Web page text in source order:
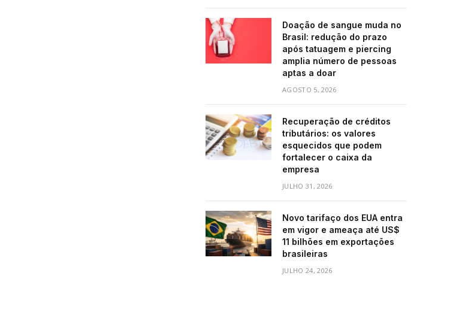
Doação de sangue muda no
Brasil: redução do prazo
após tatuagem e piercing
amplia número de pessoas
aptas a doar
AGOSTO 5, 2026
Recuperação de créditos
tributários: os valores
esquecidos que podem
fortalecer o caixa da
empresa
JULHO 31, 2026
Novo tarifaço dos EUA entra
em vigor e ameaça até US$
11 bilhões em exportações
brasileiras
JULHO 24, 2026